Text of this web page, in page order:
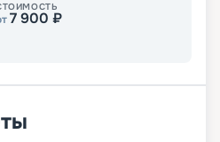
7 900 ₽